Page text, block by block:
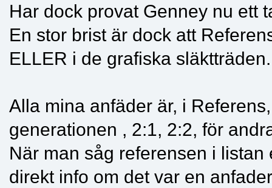
Har dock provat Genney nu ett
En stor brist är dock att
ELLER i de grafiska släktträden.
Alla mina anfäder är, i
generationen , 2:1, 2:2, för
När man såg referensen i
direkt info om det var en